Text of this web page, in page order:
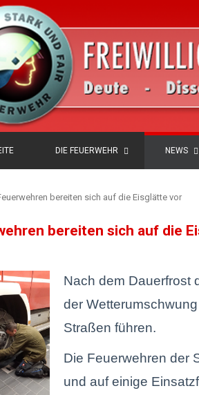
DIE FEUERWEHR NEWS
bereiten sich auf die Eisglätte vor
bereiten sich auf die
Nach dem Dauerfrost
der
Straßen führen.
Die Feuerwehren der
und auf einige